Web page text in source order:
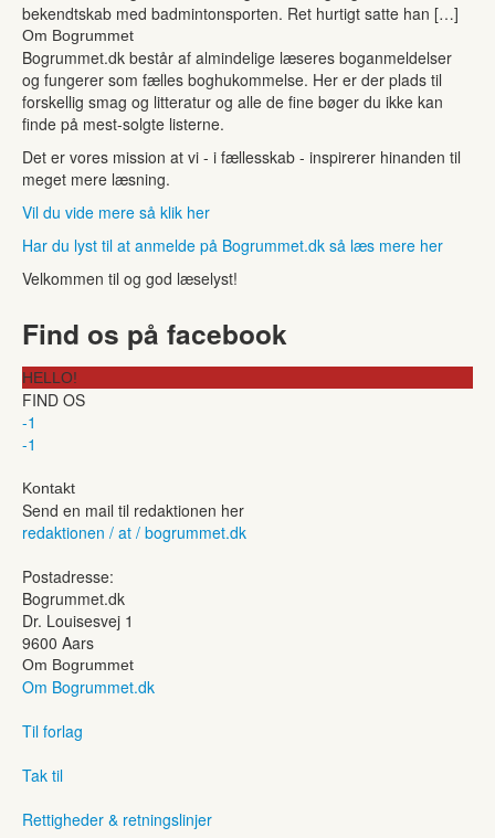
bekendtskab med badmintonsporten. Ret hurtigt satte han […]
Om Bogrummet
Bogrummet.dk består af almindelige læseres boganmeldelser
og fungerer som fælles boghukommelse. Her er der plads til
forskellig smag og litteratur og alle de fine bøger du ikke kan
finde på mest-solgte listerne.
Det er vores mission at vi - i fællesskab - inspirerer hinanden til
meget mere læsning.
Vil du vide mere så klik her
Har du lyst til at anmelde på Bogrummet.dk så læs mere her
Velkommen til og god læselyst!
Find os på facebook
HELLO!
FIND OS
-1
-1
Kontakt
Send en mail til redaktionen her
redaktionen / at / bogrummet.dk
Postadresse:
Bogrummet.dk
Dr. Louisesvej 1
9600 Aars
Om Bogrummet
Om Bogrummet.dk
Til forlag
Tak til
Rettigheder & retningslinjer